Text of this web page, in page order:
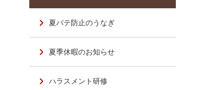
夏バテ防止のうなぎ
夏季休暇のお知らせ
ハラスメント研修